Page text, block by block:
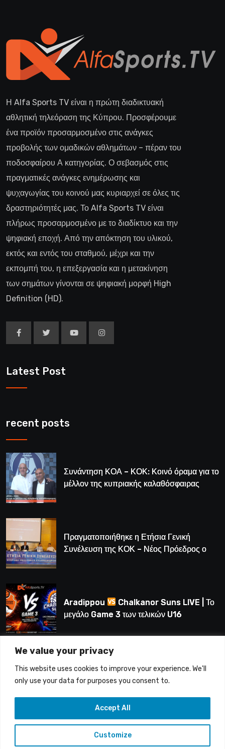
We value your privacy
This website uses cookies to improve your experience. We'll
only use your data for purposes you consent to.
Customize
Accept All
Η Alfa Sports TV είναι η πρώτη διαδικτυακή
αθλητική τηλεόραση της Κύπρου. Προσφέρουμε
ένα προϊόν προσαρμοσμένο στις ανάγκες
προβολής των ομαδικών αθλημάτων – πέραν του
ποδοσφαίρου Α κατηγορίας. Ο σεβασμός στις
πραγματικές ανάγκες ενημέρωσης και
ψυχαγωγίας του κοινού μας κυριαρχεί σε όλες τις
δραστηριότητές μας. Το Alfa Sports TV είναι
πλήρως προσαρμοσμένο με το διαδίκτυο και την
ψηφιακή εποχή. Από την απόκτηση του υλικού,
εκτός και εντός του σταθμού, μέχρι και την
εκπομπή του, η επεξεργασία και η μετακίνηση
των σημάτων γίνονται σε ψηφιακή μορφή High
Definition (HD).
Latest Post
recent posts
Συνάντηση ΚΟΑ – ΚΟΚ: Κοινό όραμα για το
μέλλον της κυπριακής καλαθόσφαιρας
Πραγματοποιήθηκε η Ετήσια Γενική
Συνέλευση της ΚΟΚ – Νέος Πρόεδρος ο
Aradippou
Chalkanor Suns LIVE | Το
μεγάλο Game 3 των τελικών U16
LIVE | Ύδρα Ασφαλιστική ΕΝΑΔ vs
Άτλαντας Πάφου
Copyright © 2015-26 Alfasports TV | Production of